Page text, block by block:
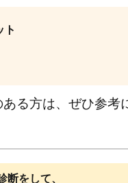
ト
る方は、ぜひ参考
断をして、